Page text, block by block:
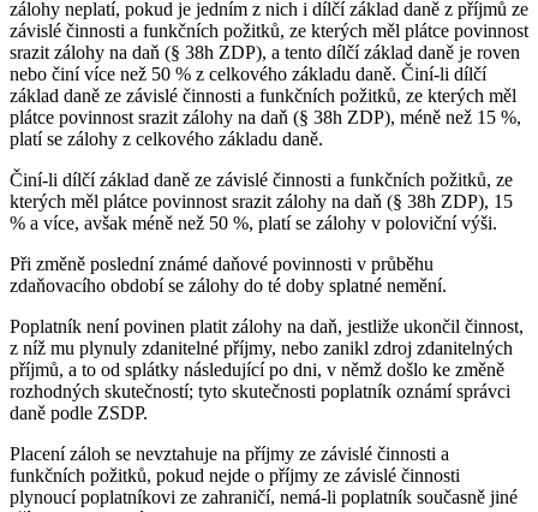
zálohy neplatí, pokud je jedním z nich i dílčí základ daně z příjmů ze
závislé činnosti a funkčních požitků, ze kterých měl plátce povinnost
srazit zálohy na daň (§ 38h ZDP), a tento dílčí základ daně je roven
nebo činí více než 50 % z celkového základu daně. Činí-li dílčí
základ daně ze závislé činnosti a funkčních požitků, ze kterých měl
plátce povinnost srazit zálohy na daň (§ 38h ZDP), méně než 15 %,
platí se zálohy z celkového základu daně.
Činí-li dílčí základ daně ze závislé činnosti a funkčních požitků, ze
kterých měl plátce povinnost srazit zálohy na daň (§ 38h ZDP), 15
% a více, avšak méně než 50 %, platí se zálohy v poloviční výši.
Při změně poslední známé daňové povinnosti v průběhu
zdaňovacího období se zálohy do té doby splatné nemění.
Poplatník není povinen platit zálohy na daň, jestliže ukončil činnost,
z níž mu plynuly zdanitelné příjmy, nebo zanikl zdroj zdanitelných
příjmů, a to od splátky následující po dni, v němž došlo ke změně
rozhodných skutečností; tyto skutečnosti poplatník oznámí správci
daně podle ZSDP.
Placení záloh se nevztahuje na příjmy ze závislé činnosti a
funkčních požitků, pokud nejde o příjmy ze závislé činnosti
plynoucí poplatníkovi ze zahraničí, nemá-li poplatník současně jiné